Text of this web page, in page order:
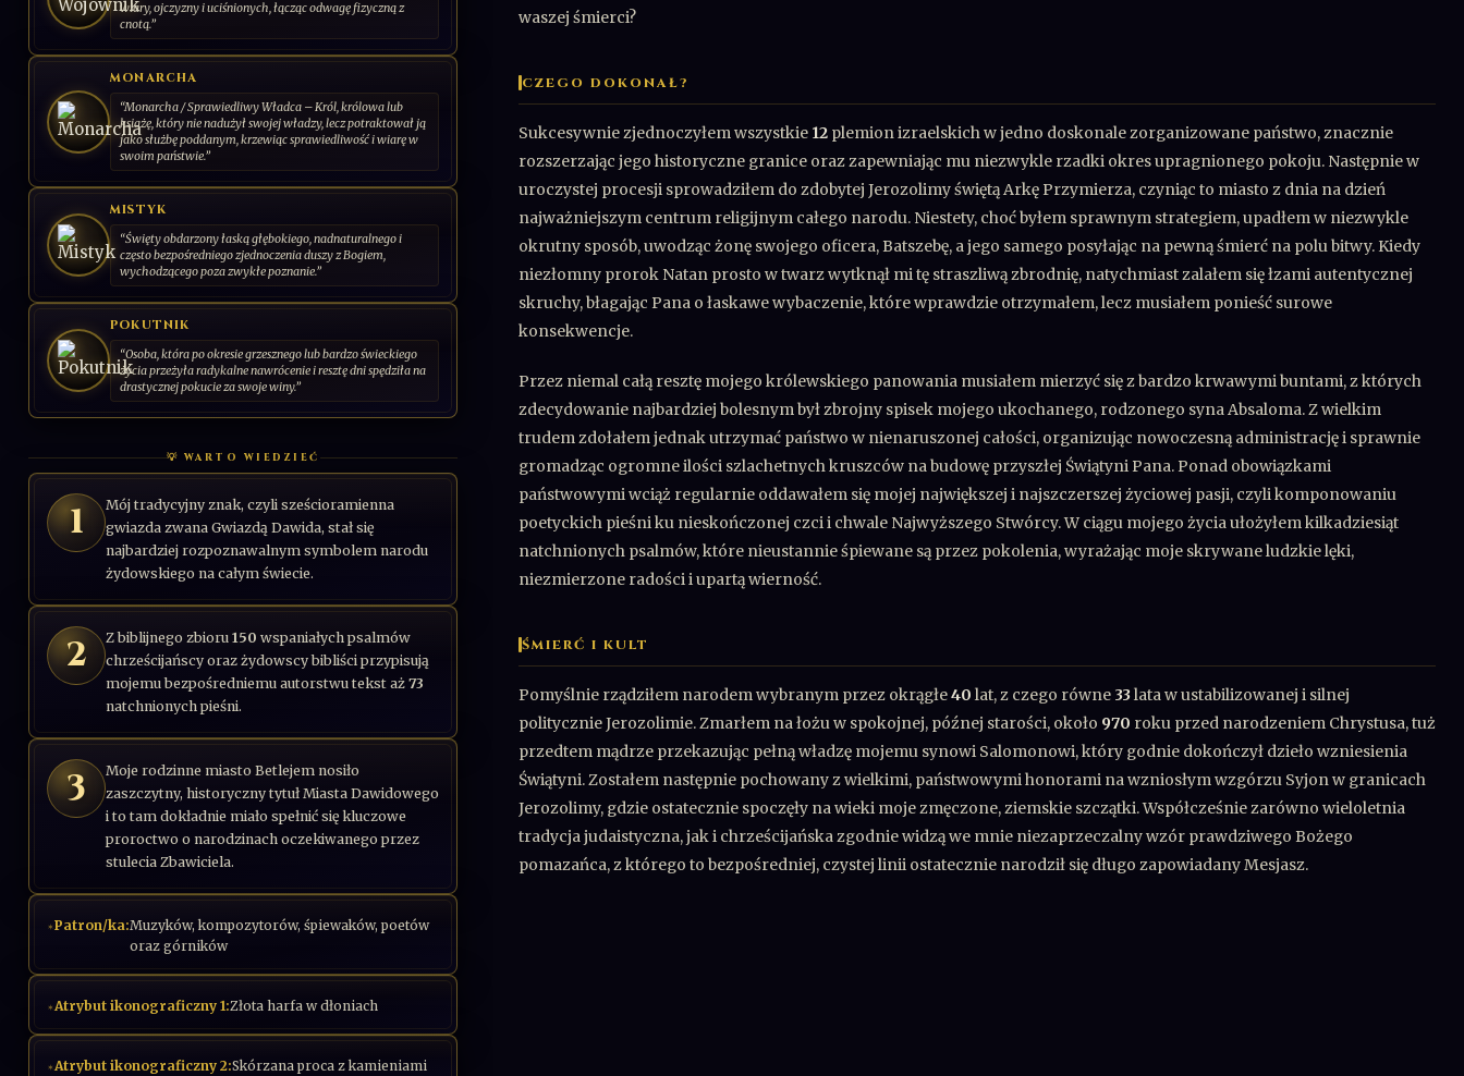
wiary, ojczyzny i uciśnionych, łącząc odwagę fizyczną z
cnotą.”
MONARCHA
“Monarcha / Sprawiedliwy Władca – Król, królowa lub
książę, który nie nadużył swojej władzy, lecz potraktował ją
jako służbę poddanym, krzewiąc sprawiedliwość i wiarę w
swoim państwie.”
MISTYK
“Święty obdarzony łaską głębokiego, nadnaturalnego i
często bezpośredniego zjednoczenia duszy z Bogiem,
wychodzącego poza zwykłe poznanie.”
POKUTNIK
“Osoba, która po okresie grzesznego lub bardzo świeckiego
życia przeżyła radykalne nawrócenie i resztę dni spędziła na
drastycznej pokucie za swoje winy.”
💡 WARTO WIEDZIEĆ
1
Mój tradycyjny znak, czyli sześcioramienna
gwiazda zwana Gwiazdą Dawida, stał się
najbardziej rozpoznawalnym symbolem narodu
żydowskiego na całym świecie.
2 Z biblijnego zbioru 150 wspaniałych psalmów
chrześcijańscy oraz żydowscy bibliści przypisują
mojemu bezpośredniemu autorstwu tekst aż 73
natchnionych pieśni.
3
Moje rodzinne miasto Betlejem nosiło
zaszczytny, historyczny tytuł Miasta Dawidowego
i to tam dokładnie miało spełnić się kluczowe
proroctwo o narodzinach oczekiwanego przez
stulecia Zbawiciela.
Patron/ka:Muzyków, kompozytorów, śpiewaków, poetów
oraz górników
Atrybut ikonograficzny 1:Złota harfa w dłoniach
Atrybut ikonograficzny 2:Skórzana proca z kamieniami
waszej śmierci?
CZEGO DOKONAŁ?
Sukcesywnie zjednoczyłem wszystkie 12 plemion izraelskich w jedno doskonale zorganizowane państwo, znacznie
rozszerzając jego historyczne granice oraz zapewniając mu niezwykle rzadki okres upragnionego pokoju. Następnie w
uroczystej procesji sprowadziłem do zdobytej Jerozolimy świętą Arkę Przymierza, czyniąc to miasto z dnia na dzień
najważniejszym centrum religijnym całego narodu. Niestety, choć byłem sprawnym strategiem, upadłem w niezwykle
okrutny sposób, uwodząc żonę swojego oficera, Batszebę, a jego samego posyłając na pewną śmierć na polu bitwy. Kiedy
niezłomny prorok Natan prosto w twarz wytknął mi tę straszliwą zbrodnię, natychmiast zalałem się łzami autentycznej
skruchy, błagając Pana o łaskawe wybaczenie, które wprawdzie otrzymałem, lecz musiałem ponieść surowe
konsekwencje.
Przez niemal całą resztę mojego królewskiego panowania musiałem mierzyć się z bardzo krwawymi buntami, z których
zdecydowanie najbardziej bolesnym był zbrojny spisek mojego ukochanego, rodzonego syna Absaloma. Z wielkim
trudem zdołałem jednak utrzymać państwo w nienaruszonej całości, organizując nowoczesną administrację i sprawnie
gromadząc ogromne ilości szlachetnych kruszców na budowę przyszłej Świątyni Pana. Ponad obowiązkami
państwowymi wciąż regularnie oddawałem się mojej największej i najszczerszej życiowej pasji, czyli komponowaniu
poetyckich pieśni ku nieskończonej czci i chwale Najwyższego Stwórcy. W ciągu mojego życia ułożyłem kilkadziesiąt
natchnionych psalmów, które nieustannie śpiewane są przez pokolenia, wyrażając moje skrywane ludzkie lęki,
niezmierzone radości i upartą wierność.
ŚMIERĆ I KULT
Pomyślnie rządziłem narodem wybranym przez okrągłe40 lat, z czego równe 33lata w ustabilizowanej i silnej
politycznie Jerozolimie. Zmarłem na łożu w spokojnej, późnej starości, około 970 roku przed narodzeniem Chrystusa, tuż
przedtem mądrze przekazując pełną władzę mojemu synowi Salomonowi, który godnie dokończył dzieło wzniesienia
Świątyni. Zostałem następnie pochowany z wielkimi, państwowymi honorami na wzniosłym wzgórzu Syjon w granicach
Jerozolimy, gdzie ostatecznie spoczęły na wieki moje zmęczone, ziemskie szczątki. Współcześnie zarówno wieloletnia
tradycja judaistyczna, jak i chrześcijańska zgodnie widzą we mnie niezaprzeczalny wzór prawdziwego Bożego
pomazańca, z którego to bezpośredniej, czystej linii ostatecznie narodził się długo zapowiadany Mesjasz.